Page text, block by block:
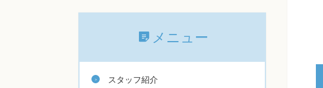
メニュー
スタッフ紹介